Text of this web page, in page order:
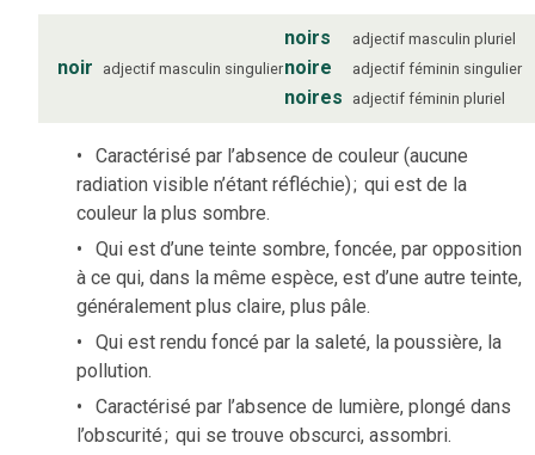
noir adjectif masculin singulier
noirs adjectif masculin pluriel
noire adjectif féminin singulier
noires adjectif féminin pluriel
Caractérisé par l’absence de couleur (aucune
radiation visible n’étant réfléchie); qui est de la
couleur la plus sombre.
Qui est d’une teinte sombre, foncée, par opposition
à ce qui, dans la même espèce, est d’une autre teinte,
généralement plus claire, plus pâle.
Qui est rendu foncé par la saleté, la poussière, la
pollution.
Caractérisé par l’absence de lumière, plongé dans
l’obscurité; qui se trouve obscurci, assombri.